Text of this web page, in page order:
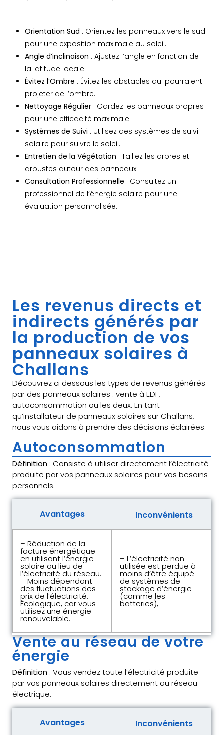
Orientation Sud : Orientez les panneaux vers le sud
pour une exposition maximale au soleil.
Angle d’inclinaison : Ajustez l’angle en fonction de
la latitude locale.
Évitez l’Ombre : Évitez les obstacles qui pourraient
projeter de l’ombre.
Nettoyage Régulier : Gardez les panneaux propres
pour une efficacité maximale.
Systèmes de Suivi : Utilisez des systèmes de suivi
solaire pour suivre le soleil.
Entretien de la Végétation : Taillez les arbres et
arbustes autour des panneaux.
Consultation Professionnelle : Consultez un
professionnel de l’énergie solaire pour une
évaluation personnalisée.
Les revenus directs et
indirects générés par
la production de vos
panneaux solaires à
Challans
Découvrez ci dessous les types de revenus générés
par des panneaux solaires : vente à EDF,
autoconsommation ou les deux. En tant
qu’installateur de panneaux solaires sur Challans,
nous vous aidons à prendre des décisions éclairées.
Autoconsommation
Définition : Consiste à utiliser directement l’électricité
produite par vos panneaux solaires pour vos besoins
personnels.
Avantages Inconvénients
– Réduction de la
facture énergétique
en utilisant l’énergie
solaire au lieu de
l’électricité du réseau.
– Moins dépendant
des fluctuations des
prix de l’électricité. –
Écologique, car vous
utilisez une énergie
renouvelable.
– L’électricité non
utilisée est perdue à
moins d’être équipé
de systèmes de
stockage d’énergie
(comme les
batteries),
Vente au réseau de votre
énergie
Définition : Vous vendez toute l’électricité produite
par vos panneaux solaires directement au réseau
électrique.
Avantages Inconvénients